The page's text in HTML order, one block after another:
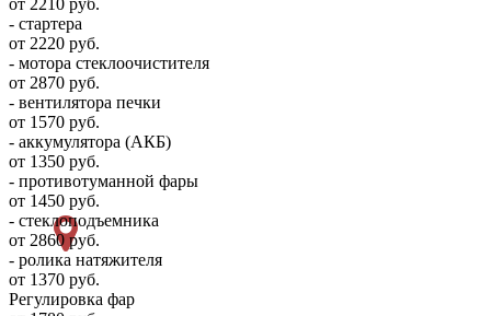
- стартера
от 2220 руб.
- мотора стеклоочистителя
от 2870 руб.
- вентилятора печки
от 1570 руб.
- аккумулятора (АКБ)
от 1350 руб.
- противотуманной фары
от 1450 руб.
- стеклоподъемника
от 2860 руб.
- ролика натяжителя
от 1370 руб.
Регулировка фар